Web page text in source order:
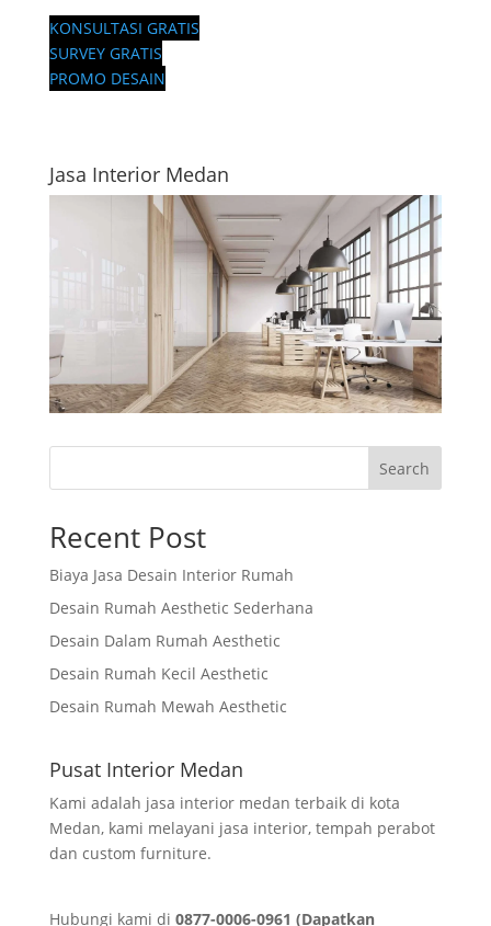
KONSULTASI GRATIS
SURVEY GRATIS
PROMO DESAIN
Jasa Interior Medan
Search
Recent Post
Biaya Jasa Desain Interior Rumah
Desain Rumah Aesthetic Sederhana
Desain Dalam Rumah Aesthetic
Desain Rumah Kecil Aesthetic
Desain Rumah Mewah Aesthetic
Pusat Interior Medan
Kami adalah jasa interior medan terbaik di kota
Medan, kami melayani jasa interior, tempah perabot
dan custom furniture.
Hubungi kami di 0877-0006-0961 (Dapatkan